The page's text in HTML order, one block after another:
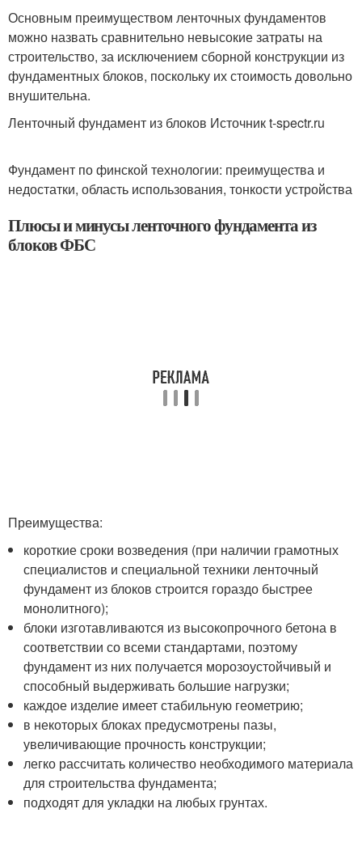
Основным преимуществом ленточных фундаментов
можно назвать сравнительно невысокие затраты на
строительство, за исключением сборной конструкции из
фундаментных блоков, поскольку их стоимость довольно
внушительна.
Ленточный фундамент из блоков Источник t-spectr.ru
Фундамент по финской технологии: преимущества и
недостатки, область использования, тонкости устройства
Плюсы и минусы ленточного фундамента из
блоков ФБС
Преимущества:
короткие сроки возведения (при наличии грамотных
специалистов и специальной техники ленточный
фундамент из блоков строится гораздо быстрее
монолитного);
блоки изготавливаются из высокопрочного бетона в
соответствии со всеми стандартами, поэтому
фундамент из них получается морозоустойчивый и
способный выдерживать большие нагрузки;
каждое изделие имеет стабильную геометрию;
в некоторых блоках предусмотрены пазы,
увеличивающие прочность конструкции;
легко рассчитать количество необходимого материала
для строительства фундамента;
подходят для укладки на любых грунтах.